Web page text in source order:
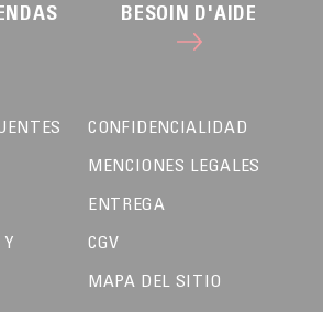
BESOIN D'AIDE
CONFIDENCIALIDAD
MENCIONES LEGALES
ENTREGA
CGV
MAPA DEL SITIO